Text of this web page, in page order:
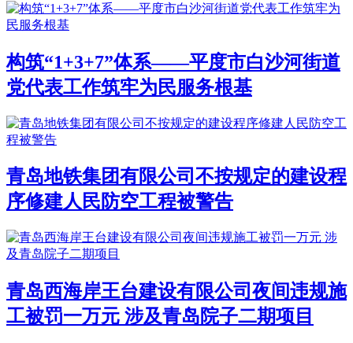
构筑“1+3+7”体系——平度市白沙河街道
党代表工作筑牢为民服务根基
青岛地铁集团有限公司不按规定的建设程
序修建人民防空工程被警告
青岛西海岸王台建设有限公司夜间违规施
工被罚一万元 涉及青岛院子二期项目